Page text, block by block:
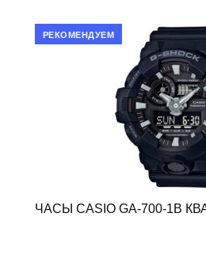
РЕКОМЕНДУЕМ
ЧАСЫ CASIO GA-700-1B